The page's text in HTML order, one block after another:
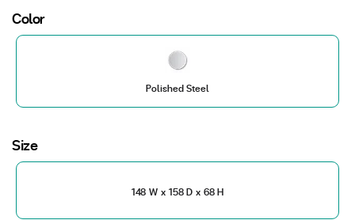
Color
Polished Steel
Size
148 W x 158 D x 68 H